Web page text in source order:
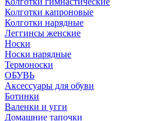
Колготки капроновые
Колготки нарядные
Леггинсы женские
Носки
Носки нарядные
Термоноски
ОБУВЬ
Аксессуары для обуви
Ботинки
Валенки и угги
Домашние тапочки